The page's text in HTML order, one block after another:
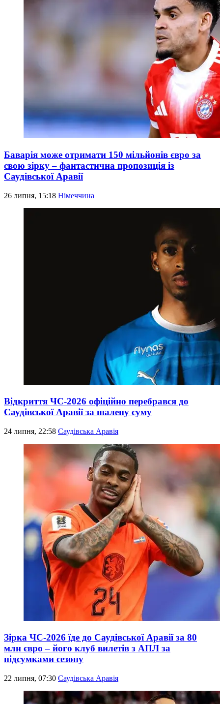
Баварія може отримати 150 мільйонів євро за
свою зірку – фантастична пропозиція із
Саудівської Аравії
26 липня, 15:18 Німеччина
Відкриття ЧС-2026 офіційно перебрався до
Саудівської Аравії за шалену суму
24 липня, 22:58 Саудівська Аравія
Зірка ЧС-2026 їде до Саудівської Аравії за 80
млн євро – його клуб вилетів з АПЛ за
підсумками сезону
22 липня, 07:30 Саудівська Аравія